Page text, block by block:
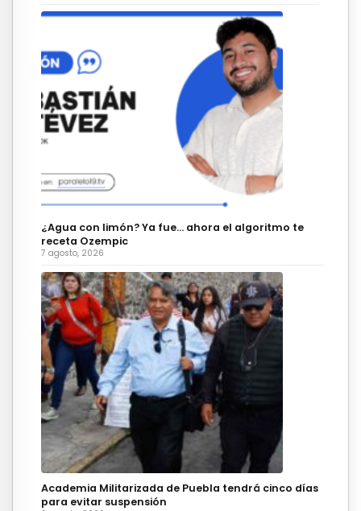
¿Agua con limón? Ya fue… ahora el algoritmo te
receta Ozempic
7 agosto, 2026
Academia Militarizada de Puebla tendrá cinco días
para evitar suspensión